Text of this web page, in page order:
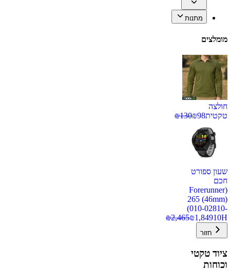
מתנות
מומלצים
חולצה
טקטית
₪98
₪130
שעון ספורט
חכם
(Forerunner
265 (46mm)
(010-02810-
10H
₪1,849
₪2,465
חזור
ציוד טקטי
וכוחות